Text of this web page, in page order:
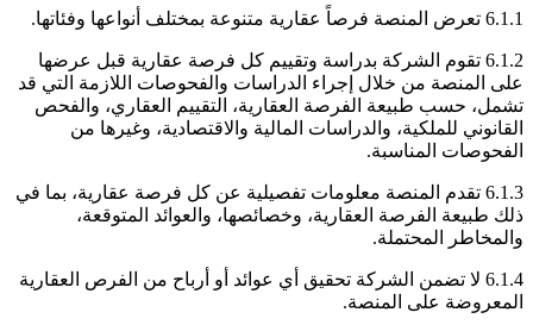
6.1.1 تعرض المنصة فرصاً عقارية متنوعة بمختلف أنواعها وفئاتها.
6.1.2 تقوم الشركة بدراسة وتقييم كل فرصة عقارية قبل عرضها
على المنصة من خلال إجراء الدراسات والفحوصات اللازمة التي قد
تشمل، حسب طبيعة الفرصة العقارية، التقييم العقاري، والفحص
القانوني للملكية، والدراسات المالية والاقتصادية، وغيرها من
الفحوصات المناسبة.
6.1.3 تقدم المنصة معلومات تفصيلية عن كل فرصة عقارية، بما في
ذلك طبيعة الفرصة العقارية، وخصائصها، والعوائد المتوقعة،
والمخاطر المحتملة.
6.1.4 لا تضمن الشركة تحقيق أي عوائد أو أرباح من الفرص العقارية
المعروضة على المنصة.